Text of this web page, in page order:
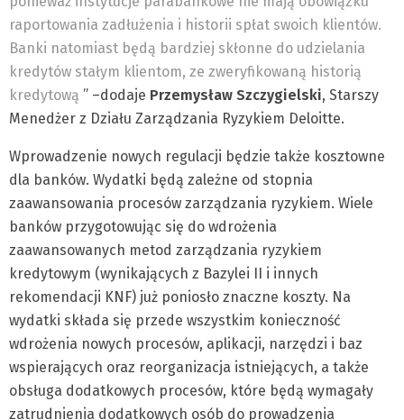
raportowania zadłużenia i historii spłat swoich klientów.
Banki natomiast będą bardziej skłonne do udzielania
kredytów stałym klientom, ze zweryfikowaną historią
kredytową ” –dodaje Przemysław Szczygielski, Starszy
Menedżer z Działu Zarządzania Ryzykiem Deloitte.
Wprowadzenie nowych regulacji będzie także kosztowne
dla banków. Wydatki będą zależne od stopnia
zaawansowania procesów zarządzania ryzykiem. Wiele
banków przygotowując się do wdrożenia
zaawansowanych metod zarządzania ryzykiem
kredytowym (wynikających z Bazylei II i innych
rekomendacji KNF) już poniosło znaczne koszty. Na
wydatki składa się przede wszystkim konieczność
wdrożenia nowych procesów, aplikacji, narzędzi i baz
wspierających oraz reorganizacja istniejących, a także
obsługa dodatkowych procesów, które będą wymagały
zatrudnienia dodatkowych osób do prowadzenia